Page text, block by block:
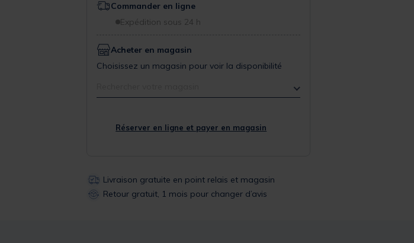
Commander en ligne
Expédition sous 24 h
Acheter en magasin
Choisissez un magasin pour voir la disponibilité
Réserver en ligne et payer en magasin
Livraison gratuite en point relais et magasin
Retour gratuit, 1 mois pour changer d’avis